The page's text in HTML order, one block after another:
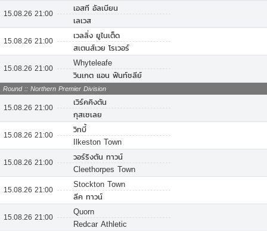
15.08.26 21:00
เอสที อัลเบียน
เลเวส
15.08.26 21:00
เวลลิ่ง ยูไนเต็ด
สเตนส์เวย โรเวอร์
15.08.26 21:00
Whyteleafe
วินเกต แอน ฟินท์ชลีย์
Round :: Northern Premier Division
15.08.26 21:00
เวิร์คคิงตัน
กุสเซเลย
15.08.26 21:00
วิทบี้
Ilkeston Town
15.08.26 21:00
วอร์ริงตัน ทาวน์
Cleethorpes Town
15.08.26 21:00
Stockton Town
ลีค ทาวน์
15.08.26 21:00
Quorn
Redcar Athletic